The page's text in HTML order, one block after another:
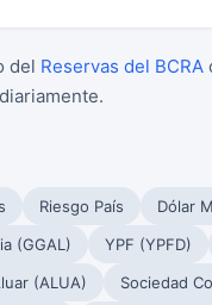
del Reservas del BCRA
Riesgo País Dólar
(GGAL) YPF (YPFD)
(ALUA) Sociedad